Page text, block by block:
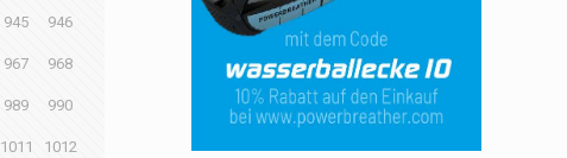
945 946
967 968
989 990
1011 1012